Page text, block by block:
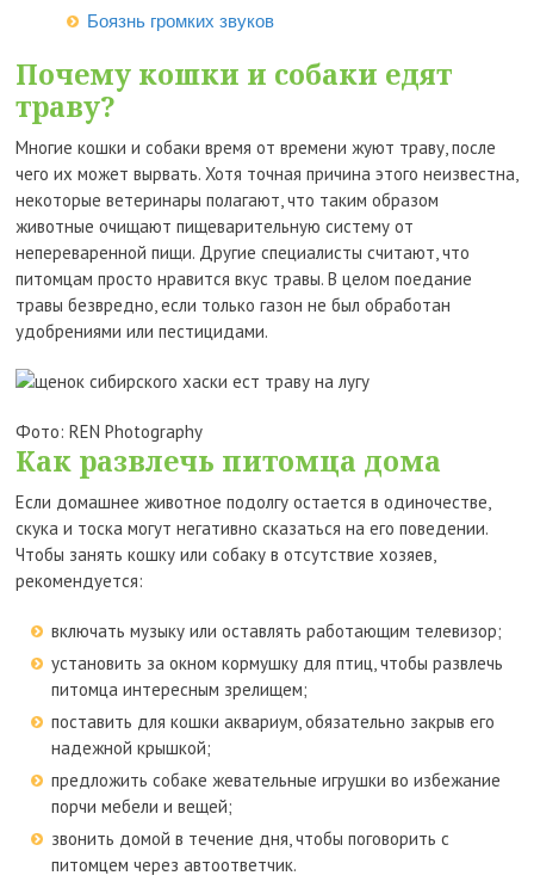
Боязнь громких звуков
Почему кошки и собаки едят
траву?
Многие кошки и собаки время от времени жуют траву, после
чего их может вырвать. Хотя точная причина этого неизвестна,
некоторые ветеринары полагают, что таким образом
животные очищают пищеварительную систему от
непереваренной пищи. Другие специалисты считают, что
питомцам просто нравится вкус травы. В целом поедание
травы безвредно, если только газон не был обработан
удобрениями или пестицидами.
Фото: REN Photography
Как развлечь питомца дома
Если домашнее животное подолгу остается в одиночестве,
скука и тоска могут негативно сказаться на его поведении.
Чтобы занять кошку или собаку в отсутствие хозяев,
рекомендуется:
включать музыку или оставлять работающим телевизор;
установить за окном кормушку для птиц, чтобы развлечь
питомца интересным зрелищем;
поставить для кошки аквариум, обязательно закрыв его
надежной крышкой;
предложить собаке жевательные игрушки во избежание
порчи мебели и вещей;
звонить домой в течение дня, чтобы поговорить с
питомцем через автоответчик.